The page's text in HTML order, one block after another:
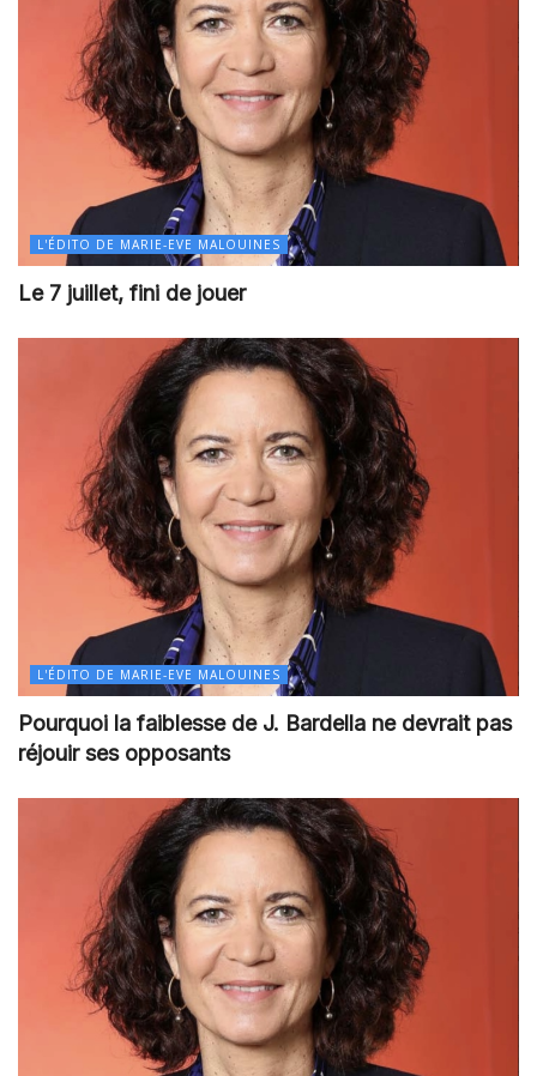
L'ÉDITO DE MARIE-EVE MALOUINES
Le 7 juillet, fini de jouer
L'ÉDITO DE MARIE-EVE MALOUINES
Pourquoi la faiblesse de J. Bardella ne devrait pas
réjouir ses opposants